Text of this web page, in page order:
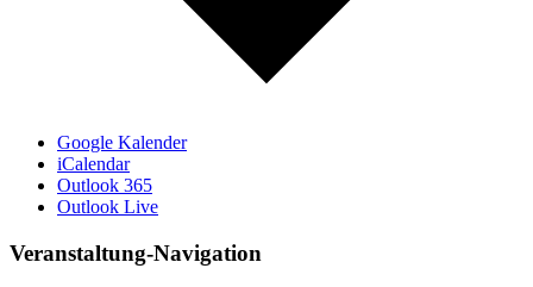
Google Kalender
iCalendar
Outlook 365
Outlook Live
Veranstaltung-Navigation